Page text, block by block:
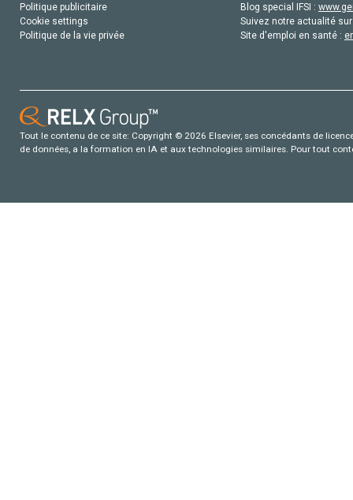
Politique publicitaire
Cookie settings
Politique de la vie privée
Blog special IFSI :
Suivez notre actualité
Site d'emploi en santé :
Tout le contenu de ce site: Copyright © 2026 Elsevier, ses concédants de
de données, a la formation en IA et aux technologies similaires. Pour tout